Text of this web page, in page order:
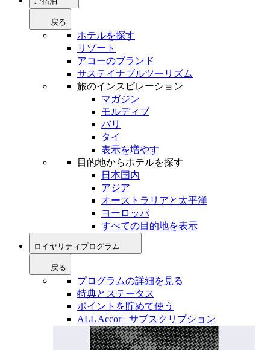
戻る
ホテルを探す
リゾート
アコーのブランド
サステイナブルツーリズム
旅のインスピレーション
マガジン
モルディブ
バリ
タイ
表示を増やす
目的地からホテルを探す
日本国内
アジア
オーストラリアと太平洋
ヨーロッパ
すべての目的地を表示
ロイヤリティプログラム
戻る
プログラムの詳細を見る
特典とステータス
ポイントを貯めて使う
ALL Accor+ サブスクリプション